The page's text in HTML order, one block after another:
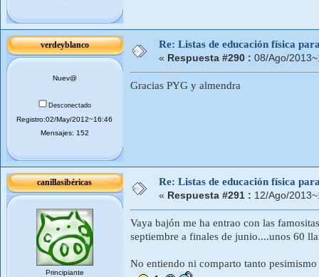
verdeyblanco
Nuev@
Desconectado
Registro:02/May/2012~16:46
Mensajes: 152
Re: Listas de educación física
« Respuesta #290 : 08/Ago/
Gracias PYG y almendra
canillasibéricas
Principiante
Re: Listas de educación física
« Respuesta #291 : 12/Ago/
Vaya bajón me ha entrao con las
septiembre a finales de junio....unos 60
No entiendo ni comparto tanto pesimismo